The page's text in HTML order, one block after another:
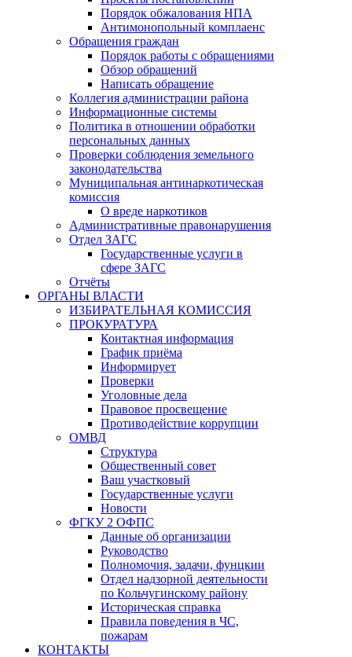
Порядок обжалования НПА
Антимонопольный комплаенс
Обращения граждан
Порядок работы с обращениями
Обзор обращений
Написать обращение
Коллегия администрации района
Информационные системы
Политика в отношении обработки
персональных данных
Проверки соблюдения земельного
законодательства
Муниципальная антинаркотическая
комиссия
О вреде наркотиков
Административные правонарушения
Отдел ЗАГС
Государственные услуги в
сфере ЗАГС
Отчёты
ОРГАНЫ ВЛАСТИ
ИЗБИРАТЕЛЬНАЯ КОМИССИЯ
ПРОКУРАТУРА
Контактная информация
График приёма
Информирует
Проверки
Уголовные дела
Правовое просвещение
Противодействие коррупции
ОМВД
Структура
Общественный совет
Ваш участковый
Государственные услуги
Новости
ФГКУ 2 ОФПС
Данные об организации
Руководство
Полномочия, задачи, фунцкии
Отдел надзорной деятельности
по Кольчугинскому району
Историческая справка
Правила поведения в ЧС,
пожарам
КОНТАКТЫ